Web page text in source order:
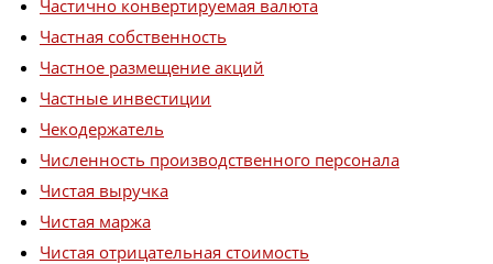
Частично конвертируемая валюта
Частная собственность
Частное размещение акций
Частные инвестиции
Чекодержатель
Численность производственного персонала
Чистая выручка
Чистая маржа
Чистая отрицательная стоимость